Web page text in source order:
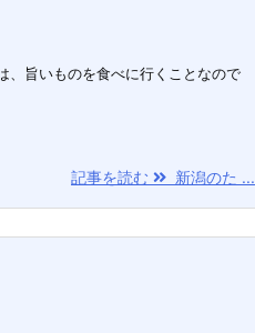
旨いものを食べに行くことなので
記事を読む 新潟のた ...